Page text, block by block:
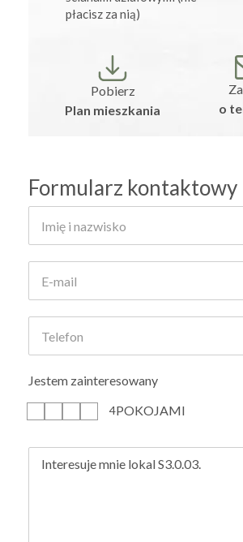
płacisz za nią)
Pobierz
Plan mieszkania
o
Formularz kontaktowy
Jestem zainteresowany
4POKOJAMI